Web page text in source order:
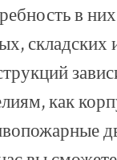
в
как